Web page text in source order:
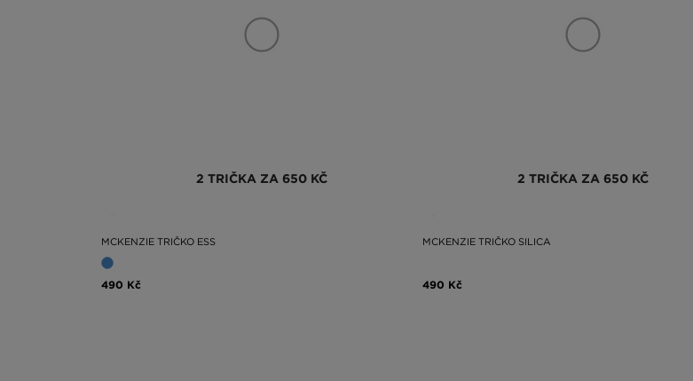
2 TRIČKA ZA 650 KČ
MCKENZIE TRIČKO ESS
490 Kč
2 TRIČKA ZA 650 KČ
MCKENZIE TRIČKO SILICA
490 Kč